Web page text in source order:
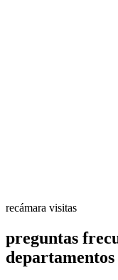
recámara visitas
preguntas